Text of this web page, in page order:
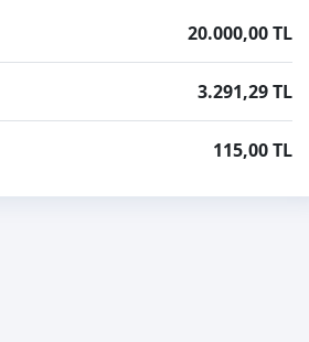
20.000,00 TL
3.291,29 TL
115,00 TL